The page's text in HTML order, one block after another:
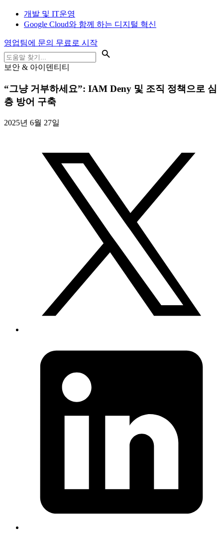
개발 및 IT운영
Google Cloud와 함께 하는 디지털 혁신
영업팀에 문의 무료로 시작
보안 & 아이덴티티
“그냥 거부하세요”: IAM Deny 및 조직 정책으로 심
층 방어 구축
2025년 6월 27일